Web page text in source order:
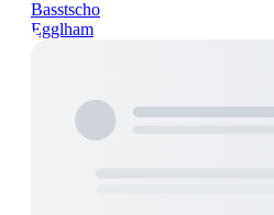
Basstscho
Egglham